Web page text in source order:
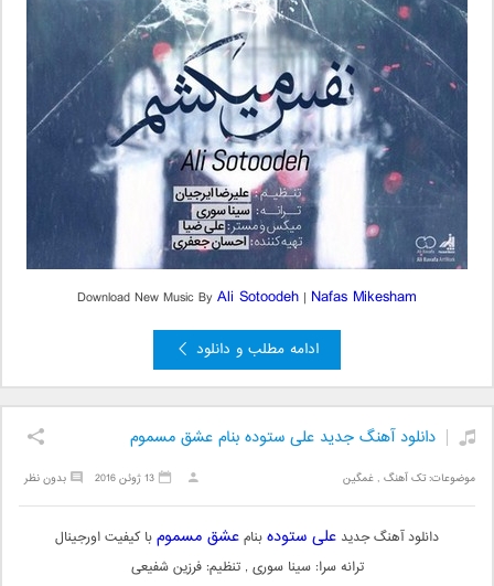
Download New Music ByAli Sotoodeh | Nafas Mikesham
ادامه مطلب و دانلود
دانلود آهنگ جدید علی ستوده بنام عشق مسموم
موضوعات:تک آهنگ ,غمگین بدون نظر 13 ژوئن 2016
دانلود آهنگ جدید علی ستودهبنامعشق مسمومبا کیفیت اورجینال
ترانه سرا: سینا سوری , تنظیم: فرزین شفیعی